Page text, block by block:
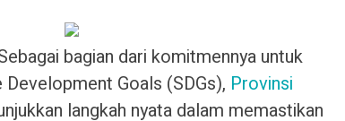
bagian dari komitmennya untuk
Goals (SDGs), Provinsi
langkah nyata dalam memastikan